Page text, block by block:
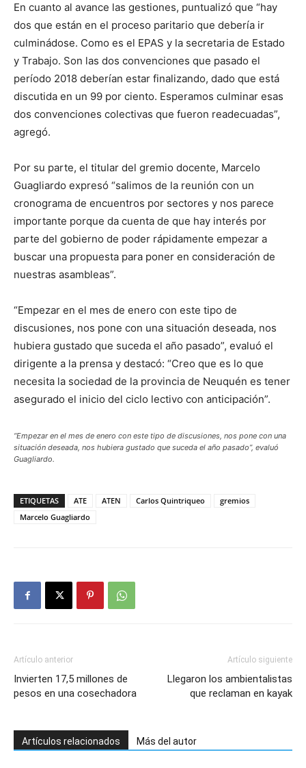
En cuanto al avance las gestiones, puntualizó que “hay
dos que están en el proceso paritario que debería ir
culminádose. Como es el EPAS y la secretaria de Estado
y Trabajo. Son las dos convenciones que pasado el
período 2018 deberían estar finalizando, dado que está
discutida en un 99 por ciento. Esperamos culminar esas
dos convenciones colectivas que fueron readecuadas”,
agregó.
Por su parte, el titular del gremio docente, Marcelo
Guagliardo expresó “salimos de la reunión con un
cronograma de encuentros por sectores y nos parece
importante porque da cuenta de que hay interés por
parte del gobierno de poder rápidamente empezar a
buscar una propuesta para poner en consideración de
nuestras asambleas”.
“Empezar en el mes de enero con este tipo de
discusiones, nos pone con una situación deseada, nos
hubiera gustado que suceda el año pasado”, evaluó el
dirigente a la prensa y destacó: “Creo que es lo que
necesita la sociedad de la provincia de Neuquén es tener
asegurado el inicio del ciclo lectivo con anticipación”.
“Empezar en el mes de enero con este tipo de discusiones, nos pone con una
situación deseada, nos hubiera gustado que suceda el año pasado”, evaluó
Guagliardo.
ETIQUETAS ATE ATEN Carlos Quintriqueo
gremios
Marcelo Guagliardo
Artículo anterior
Invierten 17,5 millones de
pesos en una cosechadora
Artículo siguiente
Llegaron los ambientalistas
que reclaman en kayak
Artículos relacionados Más del autor